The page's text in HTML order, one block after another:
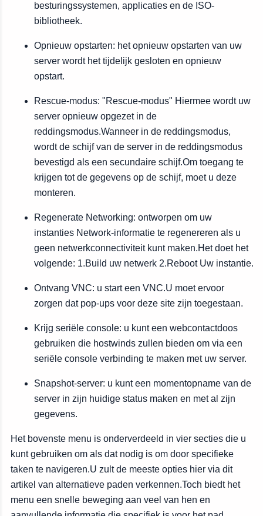
besturingssystemen, applicaties en de ISO-
bibliotheek.
Opnieuw opstarten: het opnieuw opstarten van uw
server wordt het tijdelijk gesloten en opnieuw
opstart.
Rescue-modus: "Rescue-modus" Hiermee wordt uw
server opnieuw opgezet in de
reddingsmodus.Wanneer in de reddingsmodus,
wordt de schijf van de server in de reddingsmodus
bevestigd als een secundaire schijf.Om toegang te
krijgen tot de gegevens op de schijf, moet u deze
monteren.
Regenerate Networking: ontworpen om uw
instanties Network-informatie te regenereren als u
geen netwerkconnectiviteit kunt maken.Het doet het
volgende: 1.Build uw netwerk 2.Reboot Uw instantie.
Ontvang VNC: u start een VNC.U moet ervoor
zorgen dat pop-ups voor deze site zijn toegestaan.
Krijg seriële console: u kunt een webcontactdoos
gebruiken die hostwinds zullen bieden om via een
seriële console verbinding te maken met uw server.
Snapshot-server: u kunt een momentopname van de
server in zijn huidige status maken en met al zijn
gegevens.
Het bovenste menu is onderverdeeld in vier secties die u
kunt gebruiken om als dat nodig is om door specifieke
taken te navigeren.U zult de meeste opties hier via dit
artikel van alternatieve paden verkennen.Toch biedt het
menu een snelle beweging aan veel van hen en